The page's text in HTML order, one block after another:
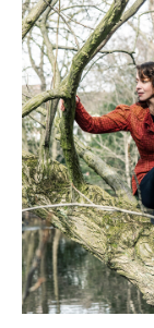
Di,
JUNGES
Bin
nach dem
und Anne-
Central 2